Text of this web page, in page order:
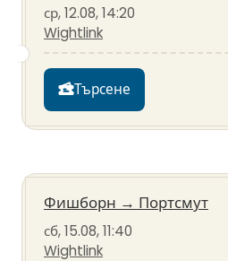
ср, 12.08, 14:20
Wightlink
Търсене
Фишборн → Портсмут
сб, 15.08, 11:40
Wightlink